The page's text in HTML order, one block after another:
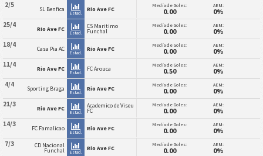
2/5 SL Benfica
Estad.
Rio Ave FC Media de Goles:
0.00
AEM:
0%
25/4 Rio Ave FC
Estad.
CS Maritimo
Funchal
Media de Goles:
0.00
AEM:
0%
18/4 Casa Pia AC
Estad.
Rio Ave FC Media de Goles:
0.00
AEM:
0%
11/4 Rio Ave FC
Estad.
FC Arouca Media de Goles:
0.50
AEM:
0%
4/4 Sporting Braga
Estad.
Rio Ave FC Media de Goles:
0.00
AEM:
0%
21/3 Rio Ave FC
Estad.
Academico de Viseu
FC
Media de Goles:
0.00
AEM:
0%
14/3 FC Famalicao
Estad.
Rio Ave FC Media de Goles:
0.00
AEM:
0%
7/3 CD Nacional
Funchal Estad.
Rio Ave FC Media de Goles:
0.00
AEM:
0%